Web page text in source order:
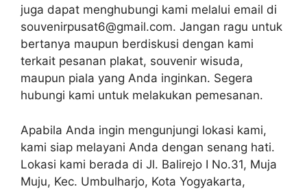
juga dapat menghubungi kami melalui email di
souvenirpusat6@gmail.com. Jangan ragu untuk
bertanya maupun berdiskusi dengan kami
terkait pesanan plakat, souvenir wisuda,
maupun piala yang Anda inginkan. Segera
hubungi kami untuk melakukan pemesanan.
Apabila Anda ingin mengunjungi lokasi kami,
kami siap melayani Anda dengan senang hati.
Lokasi kami berada di Jl. Balirejo I No.31, Muja
Muju, Kec. Umbulharjo, Kota Yogyakarta,